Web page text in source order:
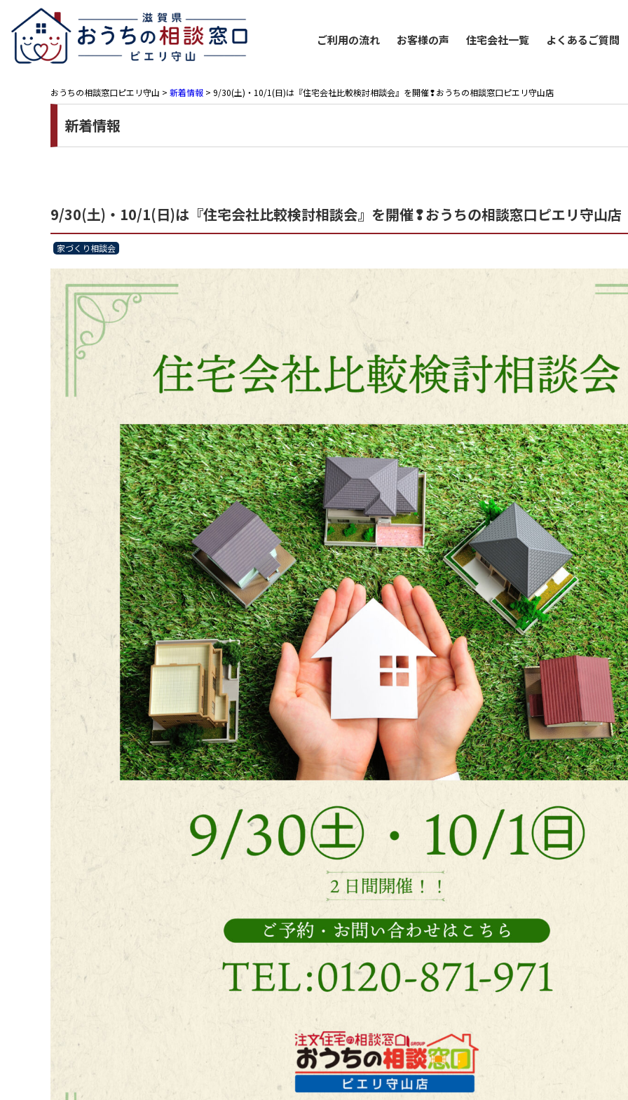
ご利用の流れ お客様の声 住宅会社一覧 よくあるご質問
おうちの相談窓口ピエリ守山 > 新着情報 > 9/30(土)・10/1(日)は『住宅会社比較検討相談会』を開催❢おうちの相談窓口ピエリ守山店
新着情報
9/30(土)・10/1(日)は『住宅会社比較検討相談会』を開催❢おうちの相談窓口ピエリ守山店
家づくり相談会